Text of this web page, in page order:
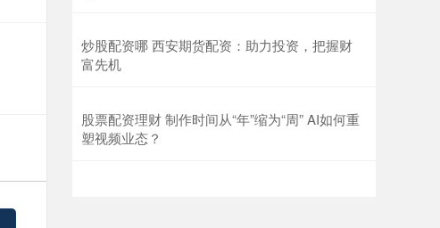
炒股配资哪 西安期货配资：助力投资，把握财
富先机
股票配资理财 制作时间从“年”缩为“周” AI如何重
塑视频业态？